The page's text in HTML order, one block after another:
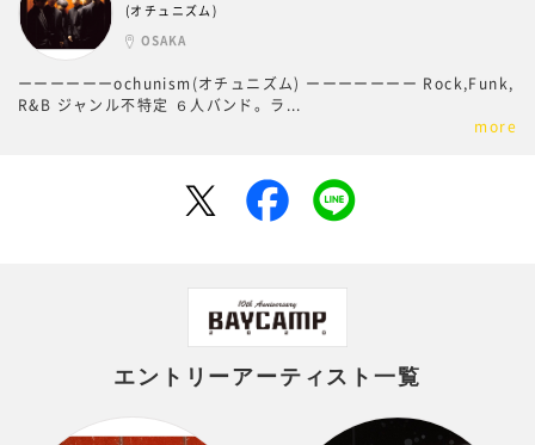
(オチュニズム)
OSAKA
ーーーーーーochunism(オチュニズム) ーーーーーーー Rock,Funk,
R&B ジャンル不特定 ６人バンド。ラ ...
more
エントリーアーティスト一覧